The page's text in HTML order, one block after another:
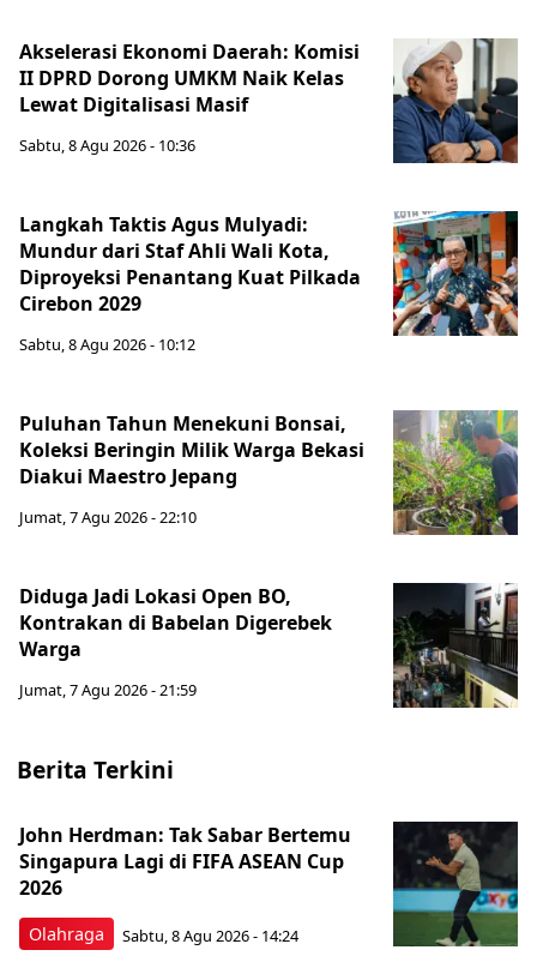
Akselerasi Ekonomi Daerah: Komisi
II DPRD Dorong UMKM Naik Kelas
Lewat Digitalisasi Masif
Sabtu, 8 Agu 2026 - 10:36
Langkah Taktis Agus Mulyadi:
Mundur dari Staf Ahli Wali Kota,
Diproyeksi Penantang Kuat Pilkada
Cirebon 2029
Sabtu, 8 Agu 2026 - 10:12
Puluhan Tahun Menekuni Bonsai,
Koleksi Beringin Milik Warga Bekasi
Diakui Maestro Jepang
Jumat, 7 Agu 2026 - 22:10
Diduga Jadi Lokasi Open BO,
Kontrakan di Babelan Digerebek
Warga
Jumat, 7 Agu 2026 - 21:59
Berita Terkini
Olahraga
John Herdman: Tak Sabar Bertemu
Singapura Lagi di FIFA ASEAN Cup
2026
Sabtu, 8 Agu 2026 - 14:24